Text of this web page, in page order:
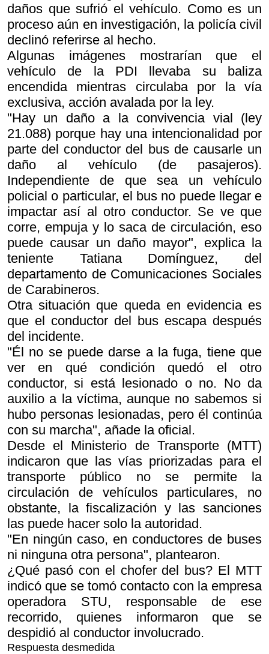
daños que sufrió el vehículo. Como es un
proceso aún en investigación, la policía civil
declinó referirse al hecho.
Algunas imágenes mostrarían que el
vehículo de la PDI llevaba su baliza
encendida mientras circulaba por la vía
exclusiva, acción avalada por la ley.
"Hay un daño a la convivencia vial (ley
21.088) porque hay una intencionalidad por
parte del conductor del bus de causarle un
daño al vehículo (de pasajeros).
Independiente de que sea un vehículo
policial o particular, el bus no puede llegar e
impactar así al otro conductor. Se ve que
corre, empuja y lo saca de circulación, eso
puede causar un daño mayor", explica la
teniente Tatiana Domínguez, del
departamento de Comunicaciones Sociales
de Carabineros.
Otra situación que queda en evidencia es
que el conductor del bus escapa después
del incidente.
"Él no se puede darse a la fuga, tiene que
ver en qué condición quedó el otro
conductor, si está lesionado o no. No da
auxilio a la víctima, aunque no sabemos si
hubo personas lesionadas, pero él continúa
con su marcha", añade la oficial.
Desde el Ministerio de Transporte (MTT)
indicaron que las vías priorizadas para el
transporte público no se permite la
circulación de vehículos particulares, no
obstante, la fiscalización y las sanciones
las puede hacer solo la autoridad.
"En ningún caso, en conductores de buses
ni ninguna otra persona", plantearon.
¿Qué pasó con el chofer del bus? El MTT
indicó que se tomó contacto con la empresa
operadora STU, responsable de ese
recorrido, quienes informaron que se
despidió al conductor involucrado.
Respuesta desmedida